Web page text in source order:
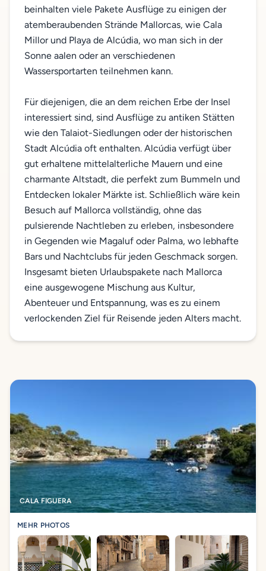
beinhalten viele Pakete Ausflüge zu einigen der
atemberaubenden Strände Mallorcas, wie Cala
Millor und Playa de Alcúdia, wo man sich in der
Sonne aalen oder an verschiedenen
Wassersportarten teilnehmen kann.
Für diejenigen, die an dem reichen Erbe der Insel
interessiert sind, sind Ausflüge zu antiken Stätten
wie den Talaiot-Siedlungen oder der historischen
Stadt Alcúdia oft enthalten. Alcúdia verfügt über
gut erhaltene mittelalterliche Mauern und eine
charmante Altstadt, die perfekt zum Bummeln und
Entdecken lokaler Märkte ist. Schließlich wäre kein
Besuch auf Mallorca vollständig, ohne das
pulsierende Nachtleben zu erleben, insbesondere
in Gegenden wie Magaluf oder Palma, wo lebhafte
Bars und Nachtclubs für jeden Geschmack sorgen.
Insgesamt bieten Urlaubspakete nach Mallorca
eine ausgewogene Mischung aus Kultur,
Abenteuer und Entspannung, was es zu einem
verlockenden Ziel für Reisende jeden Alters macht.
CALA FIGUERA
MEHR PHOTOS